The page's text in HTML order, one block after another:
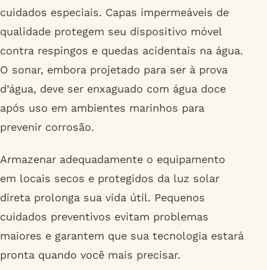
cuidados especiais. Capas impermeáveis de
qualidade protegem seu dispositivo móvel
contra respingos e quedas acidentais na água.
O sonar, embora projetado para ser à prova
d’água, deve ser enxaguado com água doce
após uso em ambientes marinhos para
prevenir corrosão.
Armazenar adequadamente o equipamento
em locais secos e protegidos da luz solar
direta prolonga sua vida útil. Pequenos
cuidados preventivos evitam problemas
maiores e garantem que sua tecnologia estará
pronta quando você mais precisar.